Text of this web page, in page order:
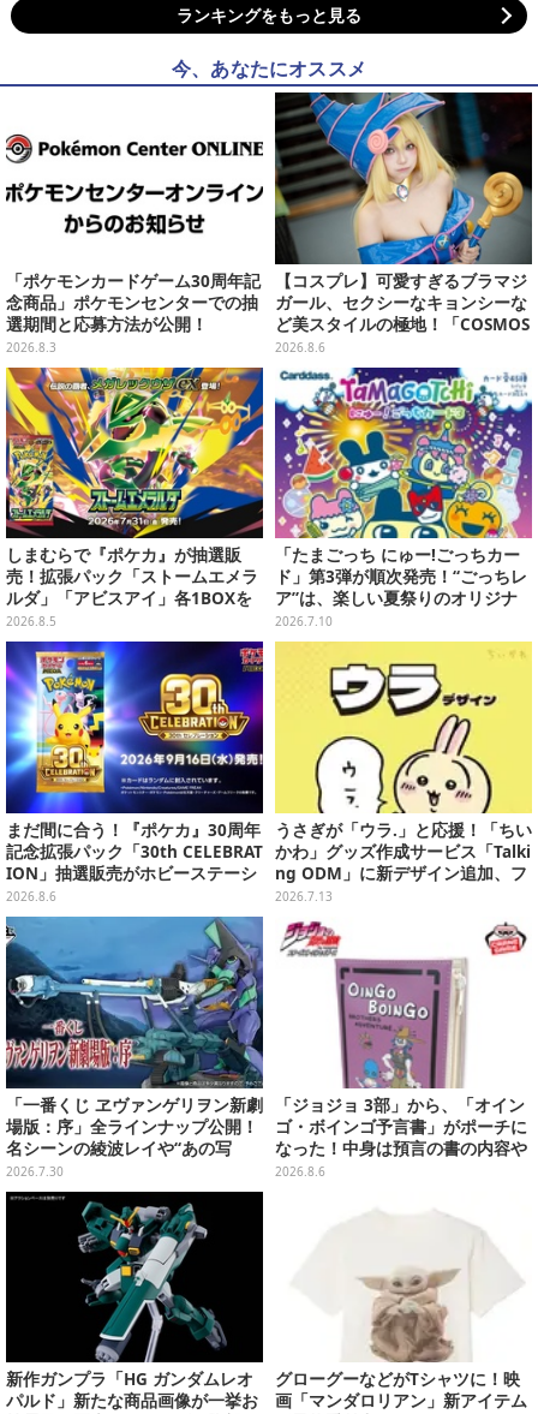
ランキングをもっと見る
今、あなたにオススメ
「ポケモンカードゲーム30周年記
念商品」ポケモンセンターでの抽
選期間と応募方法が公開！
2026.8.3
【コスプレ】可愛すぎるブラマジ
ガール、セクシーなキョンシーな
ど美スタイルの極地！「COSMOS
創作攝影展」台湾美女レイヤーま
とめ【写真26枚】
2026.8.6
しまむらで『ポケカ』が抽選販
売！拡張パック「ストームエメラ
ルダ」「アビスアイ」各1BOXを
ラインナップ
2026.8.5
「たまごっち にゅー!ごっちカー
ド」第3弾が順次発売！“ごっちレ
ア”は、楽しい夏祭りのオリジナ
ルアートに
2026.7.10
まだ間に合う！『ポケカ』30周年
記念拡張パック「30th CELEBRAT
ION」抽選販売がホビーステーシ
ョンで実施中、8月6日まで
2026.8.6
うさぎが「ウラ.」と応援！「ちい
かわ」グッズ作成サービス「Talki
ng ODM」に新デザイン追加、フ
ェイスタオルやTシャツなどライ
ンナップ
2026.7.13
「一番くじ ヱヴァンゲリヲン新劇
場版：序」全ラインナップ公開！
名シーンの綾波レイや“あの写
真”の葛城ミサトフィギュアほ
か、場面写クリアファイルなど
2026.7.30
「ジョジョ 3部」から、「オイン
ゴ・ボインゴ予言書」がポーチに
なった！中身は預言の書の内容や
アニメ総柄デザインをプリント
2026.8.6
新作ガンプラ「HG ガンダムレオ
パルド」新たな商品画像が一挙お
グローグーなどがTシャツに！映
画「マンダロリアン」新アイテム